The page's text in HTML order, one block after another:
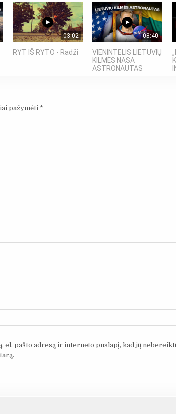
03:02
RYT IŠ RYTO - Radži
08:40
VIENINTELIS LIETUVIŲ
KILMĖS NASA
ASTRONAUTAS
pažymėti *
el. pašto adresą ir interneto puslapį, kad jų